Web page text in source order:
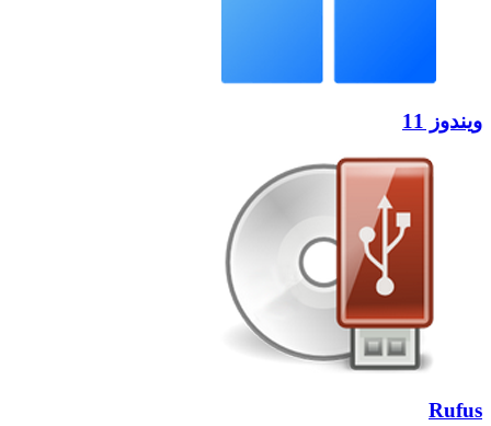
ویندوز 11
Rufus